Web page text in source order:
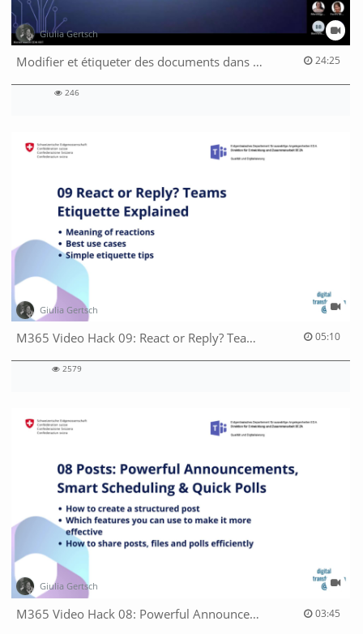
Giulia Gertsch
Modifier et étiqueter des documents dans M365 24:25
24:25 duration
246
Giulia Gertsch
M365 Video Hack 09: React or Reply? Teams Etiquette Explained 05:10
05:10 duration
2579
Giulia Gertsch
M365 Video Hack 08: Powerful Announcements, Smart Scheduling & Quick Polls 03:45
03:45 duration